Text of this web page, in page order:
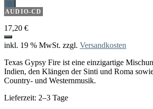
AUDIO-CD
17,20 €
inkl. 19 % MwSt. zzgl. Versandkosten
Texas Gypsy Fire ist eine einzigartige
Indien, den Klängen der Sinti und Roma
Country- und Westernmusik.
Lieferzeit: 2–3 Tage